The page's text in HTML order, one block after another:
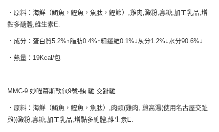
．原料：海鮮（鮪魚，鰹魚，魚肽，鰹節）,雞肉,澱粉,寡糖,加工乳品,增
黏多醣體,維生素E.
．成分：蛋白質5.2%↑脂肪0.4%↑粗纖維0.1%↓灰分1.2%↓水分90.6%↓
．熱量：19Kcal/包
MMC-9 妙喵慕斯軟包9號-鮪.雞.交趾雞
．原料：海鮮（鮪魚，鰹魚，魚肽）,肉類(雞肉, 雞高湯(使用名古屋交趾
雞))澱粉,寡糖,加工乳品,增黏多醣體,維生素E.